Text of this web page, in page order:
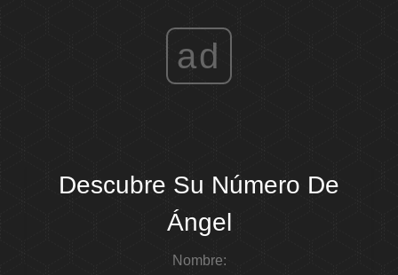
ad
Descubre Su Número De
Ángel
Nombre: